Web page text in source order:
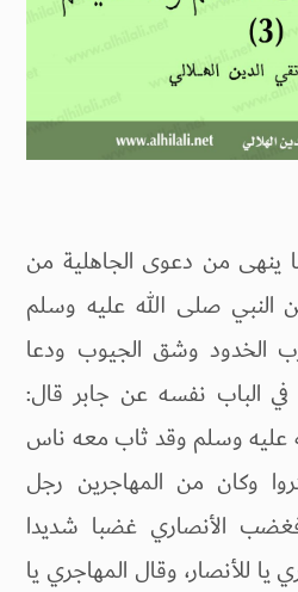
ينهى من دعوى الجاهلية من
صلى الله عليه وسلم
الخدود وشق الجيوب ودعا
في الباب نفسه عن جابر قال:
عليه وسلم وقد ثاب معه ناس
وكان من المهاجرين رجل
الأنصاري غضبا شديدا
يا للأنصار، وقال المهاجري يا